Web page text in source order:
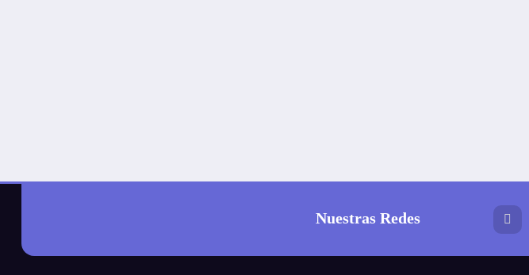
Nuestras Redes